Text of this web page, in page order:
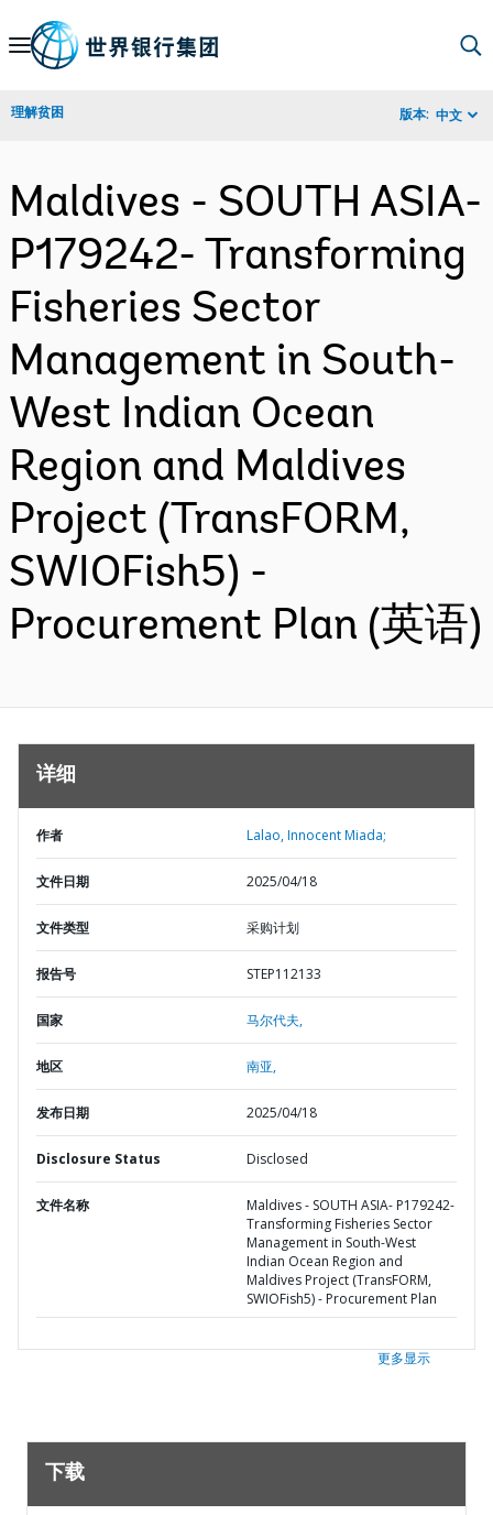
Skip
Navigation
理解贫困 版本: 中文
Maldives - SOUTH ASIA-
P179242- Transforming
Fisheries Sector
Management in South-
West Indian Ocean
Region and Maldives
Project (TransFORM,
SWIOFish5) -
Procurement Plan (英语)
详细
作者 Lalao, Innocent Miada;
文件日期 2025/04/18
文件类型 采购计划
报告号 STEP112133
国家 马尔代夫,
地区 南亚,
发布日期 2025/04/18
Disclosure Status Disclosed
文件名称
Maldives - SOUTH ASIA- P179242-
Transforming Fisheries Sector
Management in South-West
Indian Ocean Region and
Maldives Project (TransFORM,
SWIOFish5) - Procurement Plan
更多显示
下载